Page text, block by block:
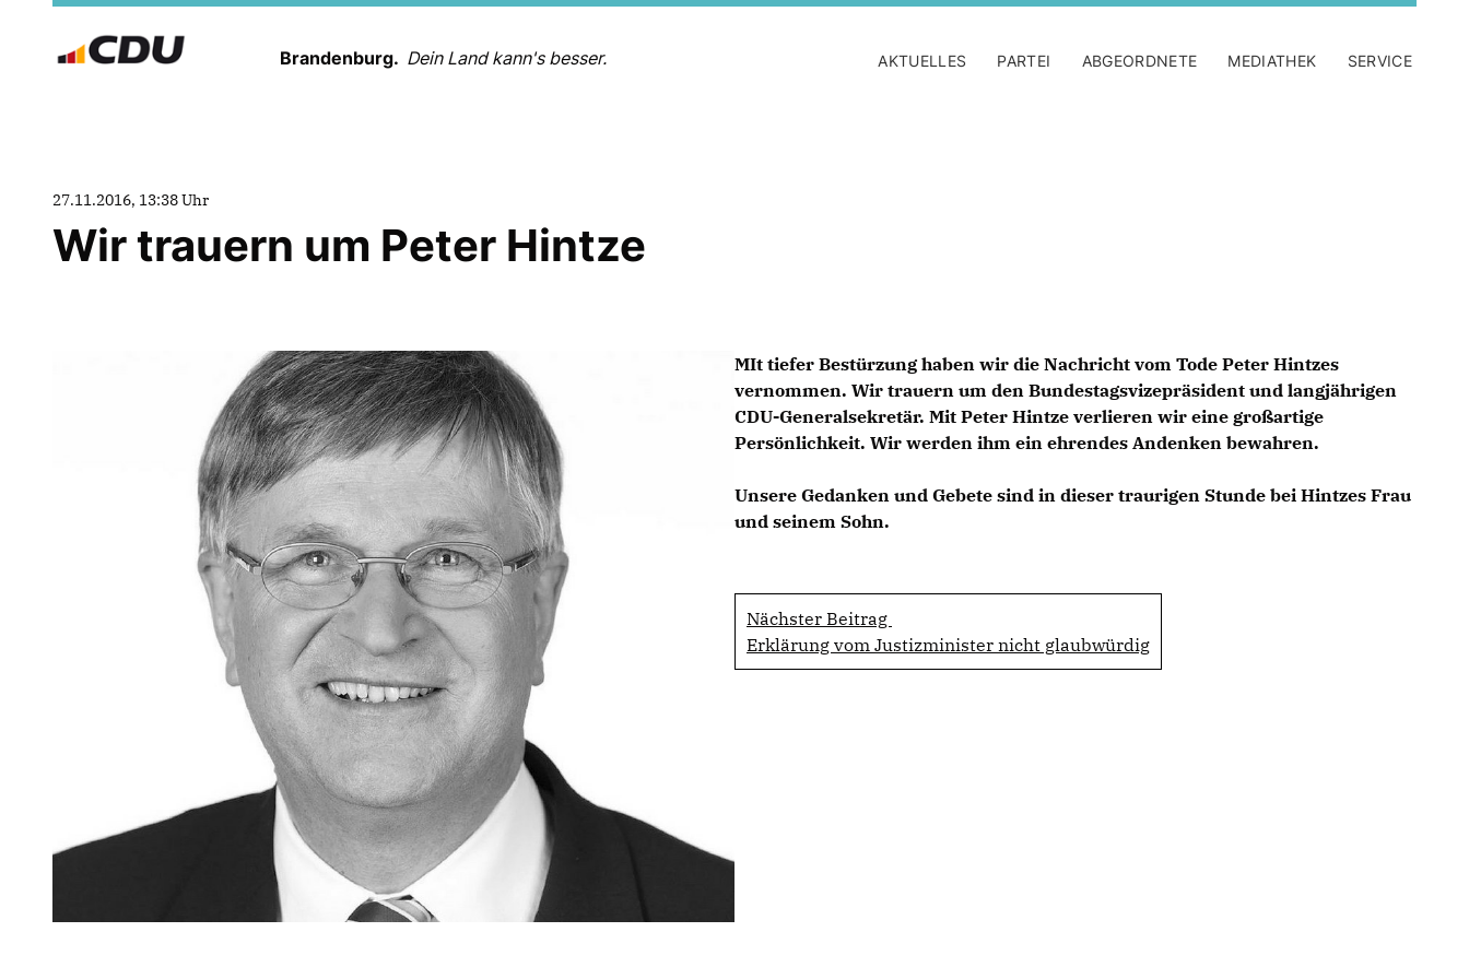
Brandenburg. Dein Land kann's besser. AKTUELLES PARTEI ABGEORDNETE MEDIATHEK SERVICE
27.11.2016, 13:38 Uhr
Wir trauern um Peter Hintze
MIt tiefer Bestürzung haben wir die Nachricht vom Tode Peter Hintzes
vernommen. Wir trauern um den Bundestagsvizepräsident und langjährigen
CDU-Generalsekretär. Mit Peter Hintze verlieren wir eine großartige
Persönlichkeit. Wir werden ihm ein ehrendes Andenken bewahren.
Unsere Gedanken und Gebete sind in dieser traurigen Stunde bei Hintzes Frau
und seinem Sohn.
Nächster Beitrag
Erklärung vom Justizminister nicht glaubwürdig